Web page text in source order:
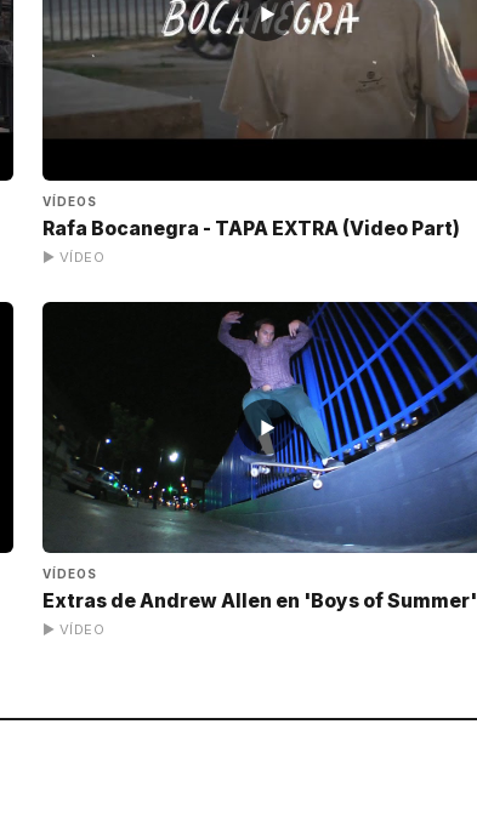
▶
VÍDEOS
Rafa Bocanegra - TAPA EXTRA (Video Part)
▶ VÍDEO
▶
VÍDEOS
Extras de Andrew Allen en 'Boys of Summer'
▶ VÍDEO